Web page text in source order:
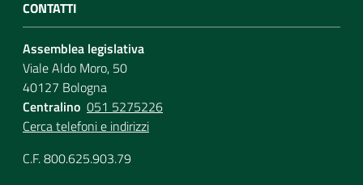
CONTATTI
Assemblea legislativa
Viale Aldo Moro, 50
40127 Bologna
Centralino 051 5275226
Cerca telefoni e indirizzi
C.F. 800.625.903.79